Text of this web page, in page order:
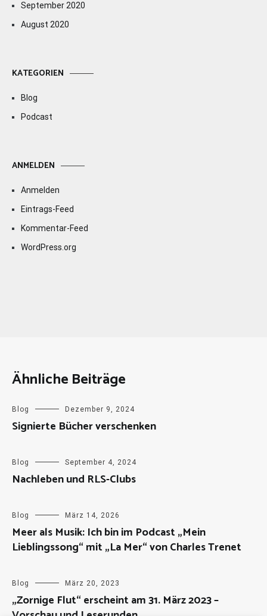
September 2020
August 2020
KATEGORIEN
Blog
Podcast
ANMELDEN
Anmelden
Eintrags-Feed
Kommentar-Feed
WordPress.org
Ähnliche Beiträge
Blog Dezember 9, 2024
Signierte Bücher verschenken
Blog September 4, 2024
Nachleben und RLS-Clubs
Blog März 14, 2026
Meer als Musik: Ich bin im Podcast „Mein
Lieblingssong“ mit „La Mer“ von Charles Trenet
Blog März 20, 2023
„Zornige Flut“ erscheint am 31. März 2023 –